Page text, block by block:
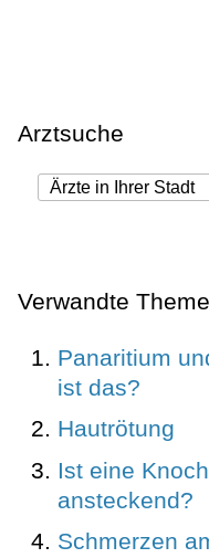
Arztsuche
Verwandte
Panaritium
ist das?
Hautrötung
Ist eine
ansteckend?
Schmerzen